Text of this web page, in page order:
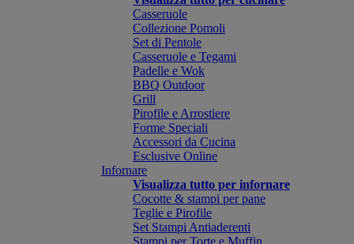
Casseruole
Collezione Pomoli
Set di Pentole
Casseruole e Tegami
Padelle e Wok
BBQ Outdoor
Grill
Pirofile e Arrostiere
Forme Speciali
Accessori da Cucina
Esclusive Online
Infornare
Visualizza tutto per infornare
Cocotte & stampi per pane
Teglie e Pirofile
Set Stampi Antiaderenti
Stampi per Torte e Muffin